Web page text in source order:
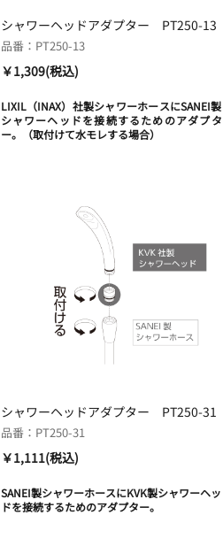
シャワーヘッドアダプター PT250-13
品番：PT250-13
￥1,309(税込)
LIXIL（INAX）社製シャワーホースにSANEI製
シャワーヘッドを接続するためのアダプタ
ー。（取付けて水モレする場合）
シャワーヘッドアダプター PT250-31
品番：PT250-31
￥1,111(税込)
SANEI製シャワーホースにKVK製シャワーヘッ
ドを接続するためのアダプター。